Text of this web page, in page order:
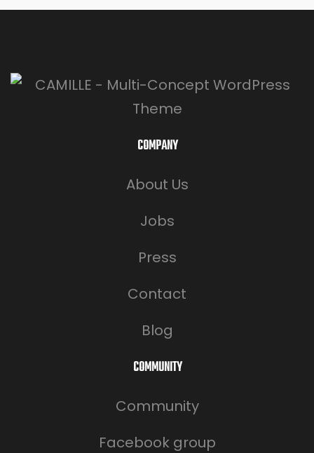
COMPANY
About Us
Jobs
Press
Contact
Blog
COMMUNITY
Community
Facebook group